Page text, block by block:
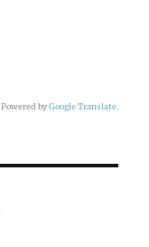
Powered byGoogle Translate.